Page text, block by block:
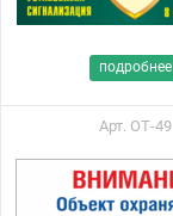
подробнее
Арт. ОТ-49